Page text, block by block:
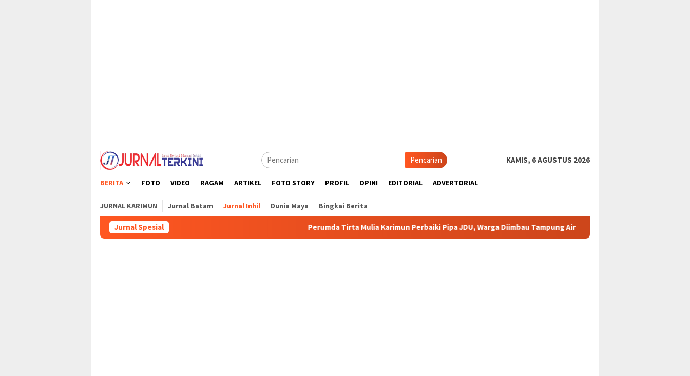
Pencarian KAMIS, 6 AGUSTUS 2026
BERITA FOTO VIDEO RAGAM ARTIKEL FOTO STORY PROFIL OPINI EDITORIAL ADVERTORIAL
JURNAL KARIMUN Jurnal Batam Jurnal Inhil Dunia Maya Bingkai Berita
Jurnal Spesial Perumda Tirta Mulia Karimun Perbaiki Pipa JDU, Warga Diimbau Tampung Air Pemkab Karimun minta warga tidak